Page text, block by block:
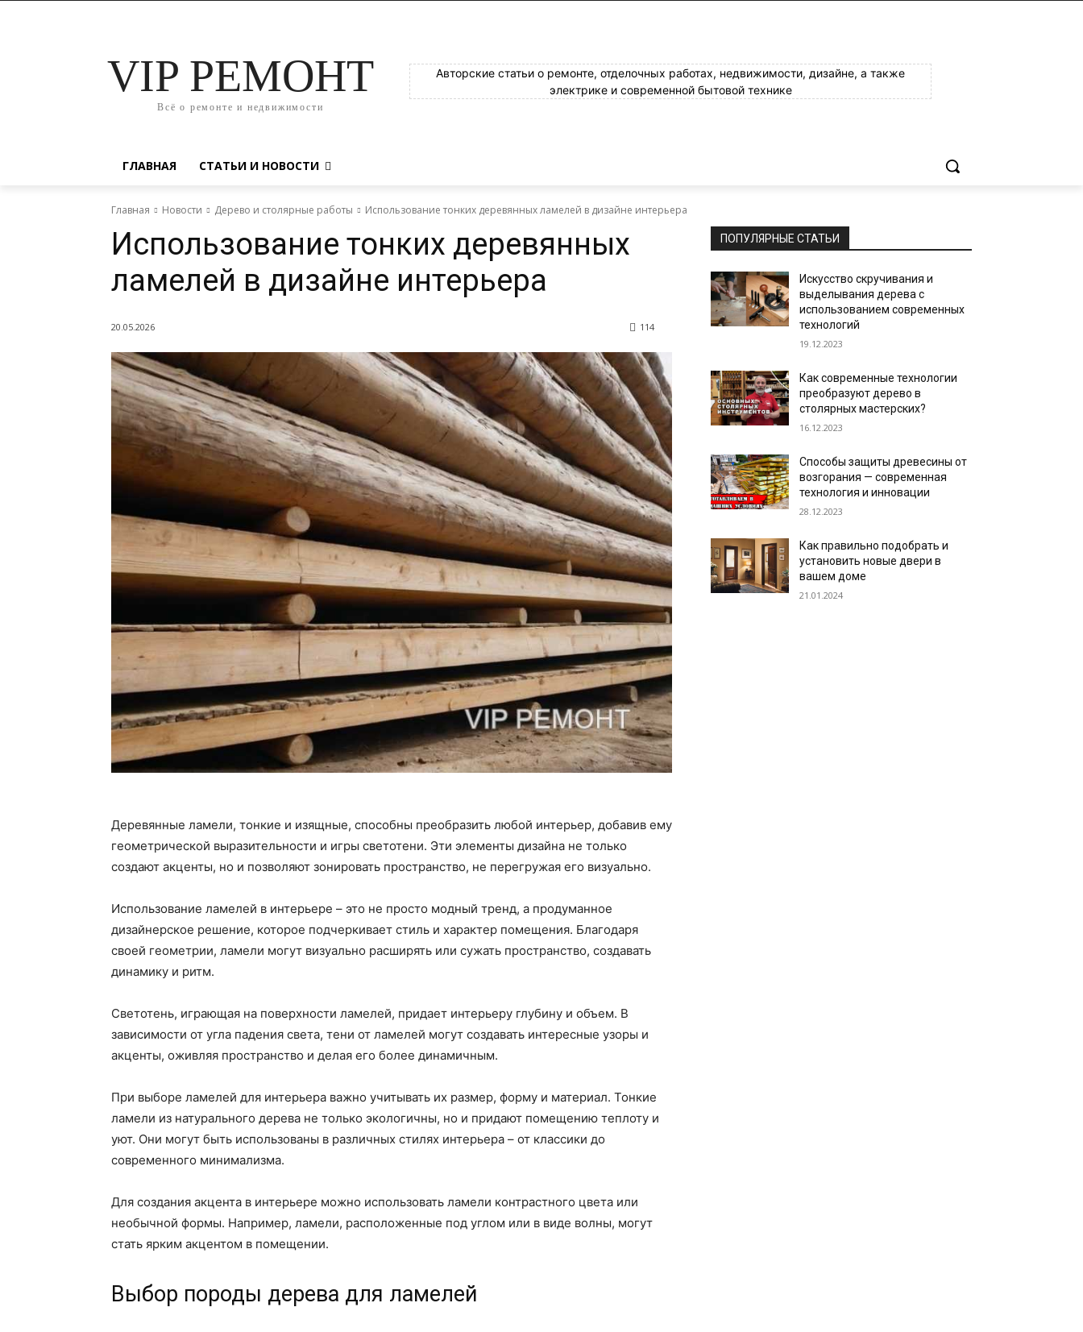
VIP РЕМОНТ
Всё о ремонте и недвижимости
Авторские статьи о ремонте, отделочных работах, недвижимости, дизайне, а также
электрике и современной бытовой технике
ГЛАВНАЯ СТАТЬИ И НОВОСТИ
Главная Новости Дерево и столярные работы Использование тонких деревянных ламелей в дизайне интерьера
Использование тонких деревянных
ламелей в дизайне интерьера
20.05.2026 114
Деревянные ламели, тонкие и изящные, способны преобразить любой интерьер, добавив ему
геометрической выразительности и игры светотени. Эти элементы дизайна не только
создают акценты, но и позволяют зонировать пространство, не перегружая его визуально.
Использование ламелей в интерьере – это не просто модный тренд, а продуманное
дизайнерское решение, которое подчеркивает стиль и характер помещения. Благодаря
своей геометрии, ламели могут визуально расширять или сужать пространство, создавать
динамику и ритм.
Светотень, играющая на поверхности ламелей, придает интерьеру глубину и объем. В
зависимости от угла падения света, тени от ламелей могут создавать интересные узоры и
акценты, оживляя пространство и делая его более динамичным.
При выборе ламелей для интерьера важно учитывать их размер, форму и материал. Тонкие
ламели из натурального дерева не только экологичны, но и придают помещению теплоту и
уют. Они могут быть использованы в различных стилях интерьера – от классики до
современного минимализма.
Для создания акцента в интерьере можно использовать ламели контрастного цвета или
необычной формы. Например, ламели, расположенные под углом или в виде волны, могут
стать ярким акцентом в помещении.
Выбор породы дерева для ламелей
ПОПУЛЯРНЫЕ СТАТЬИ
Искусство скручивания и
выделывания дерева с
использованием современных
технологий
19.12.2023
Как современные технологии
преобразуют дерево в
столярных мастерских?
16.12.2023
Способы защиты древесины от
возгорания — современная
технология и инновации
28.12.2023
Как правильно подобрать и
установить новые двери в
вашем доме
21.01.2024